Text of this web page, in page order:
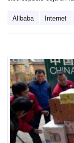
Alibaba Internet